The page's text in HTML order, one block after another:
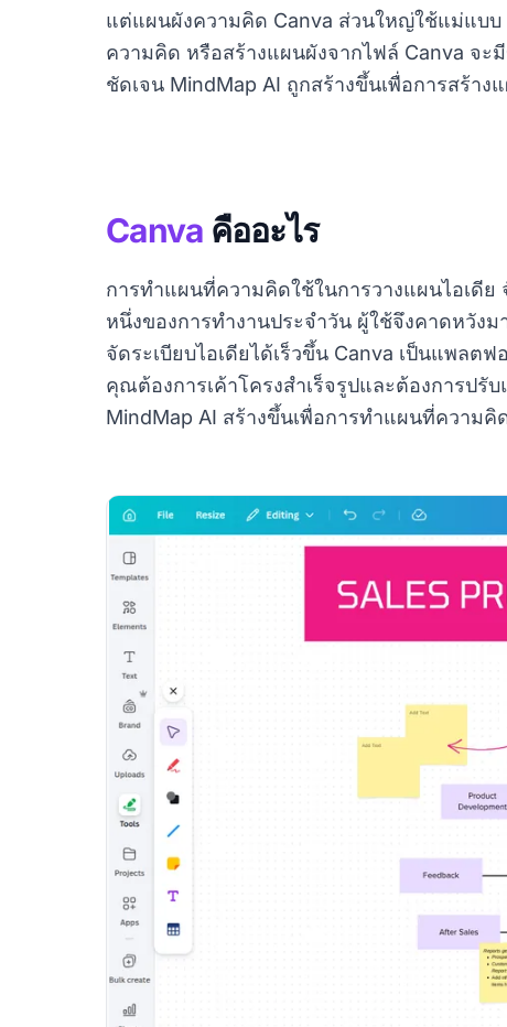
แต่แผนผังความคิด Canva ส่วนใหญ่ใช้แม่แบบ
ความคิด หรือสร้างแผนผังจากไฟล์ Canva จ
ชัดเจน MindMap AI ถูกสร้างขึ้นเพื่อการสร้า
Canva คืออะไร
การทำแผนที่ความคิดใช้ในการวางแผนไอเดีย
หนึ่งของการทำงานประจำวัน ผู้ใช้จึงคาดหวัง
จัดระเบียบไอเดียได้เร็วขึ้น Canva เป็นแพล
คุณต้องการเค้าโครงสำเร็จรูปและต้องการปรั
MindMap AI สร้างขึ้นเพื่อการทำแผนที่ความ